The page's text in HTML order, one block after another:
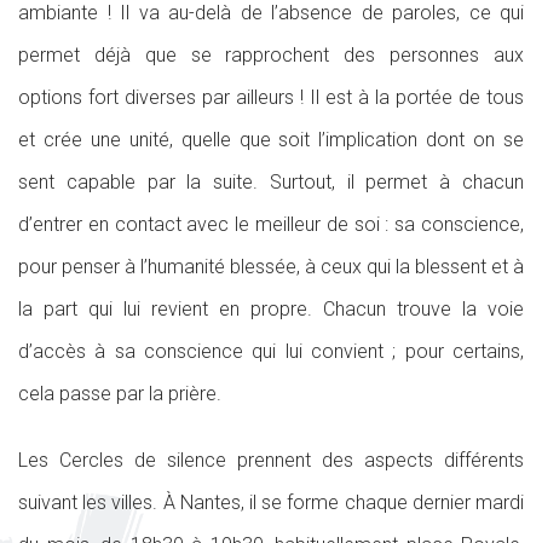
ambiante ! Il va au-delà de l’absence de paroles, ce qui
permet déjà que se rapprochent des personnes aux
options fort diverses par ailleurs ! Il est à la portée de tous
et crée une unité, quelle que soit l’implication dont on se
sent capable par la suite. Surtout, il permet à chacun
d’entrer en contact avec le meilleur de soi : sa conscience,
pour penser à l’humanité blessée, à ceux qui la blessent et à
la part qui lui revient en propre. Chacun trouve la voie
d’accès à sa conscience qui lui convient ; pour certains,
cela passe par la prière.
Les Cercles de silence prennent des aspects différents
suivant les villes. À Nantes, il se forme chaque dernier mardi